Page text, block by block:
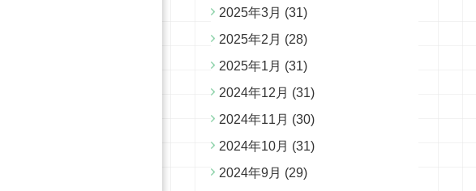
2025年3月 (31)
2025年2月 (28)
2025年1月 (31)
2024年12月 (31)
2024年11月 (30)
2024年10月 (31)
2024年9月 (29)